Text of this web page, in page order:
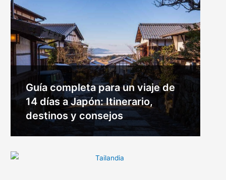
Guía completa para un viaje de
14 días a Japón: Itinerario,
destinos y consejos